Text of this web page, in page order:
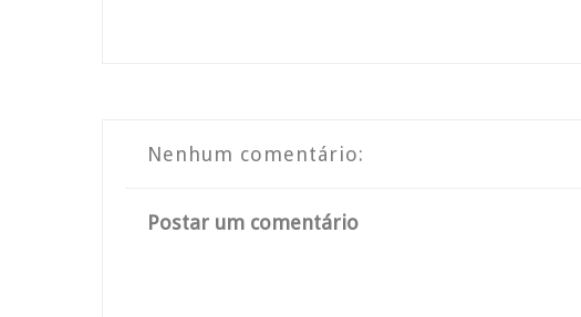
Nenhum comentário:
Postar um comentário